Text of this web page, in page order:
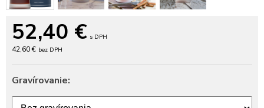
52,40 € s DPH
42,60 € bez DPH
Gravírovanie: